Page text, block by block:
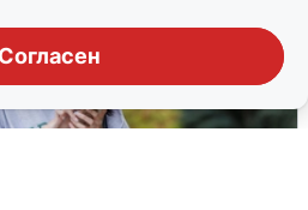
Согласен